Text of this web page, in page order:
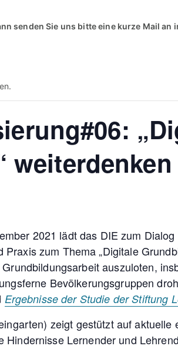
senden Sie uns bitte eine kurze Mail an
weiterdenken
2021 lädt das DIE zum
zum Thema „Digitale
auszuloten,
Bevölkerungsgruppen
Ergebnisse der Studie der Stiftung
zeigt gestützt auf
Hindernisse Lernender und